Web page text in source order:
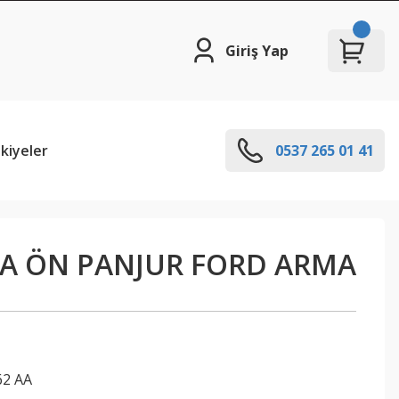
Giriş Yap
0537 265 01 41
ÖN PANJUR FORD ARMA
AA